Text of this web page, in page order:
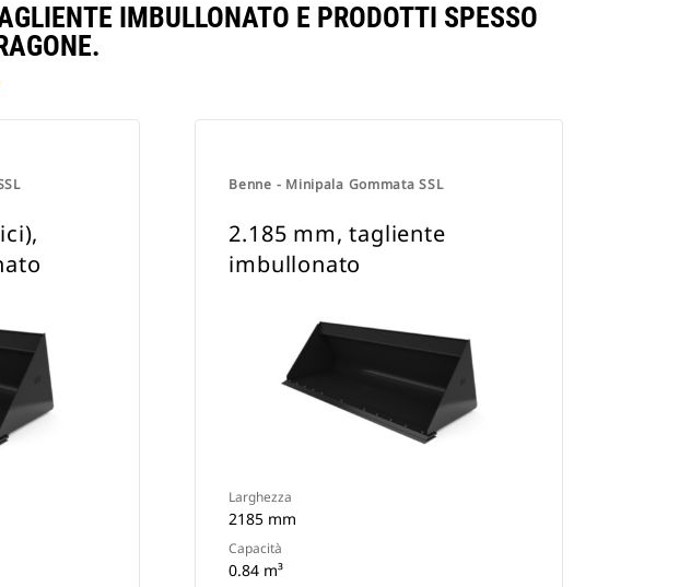
IMBULLONATO E PRODOTTI SPESSO
Benne - Minipala Gommata SSL
2.185 mm, tagliente
imbullonato
Larghezza
2185 mm
Capacità
0.84 m³